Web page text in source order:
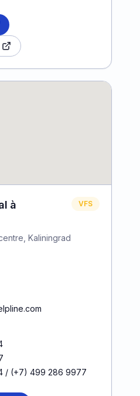
à
Kaliningrad
VFS
/ (+7) 499 286 9977